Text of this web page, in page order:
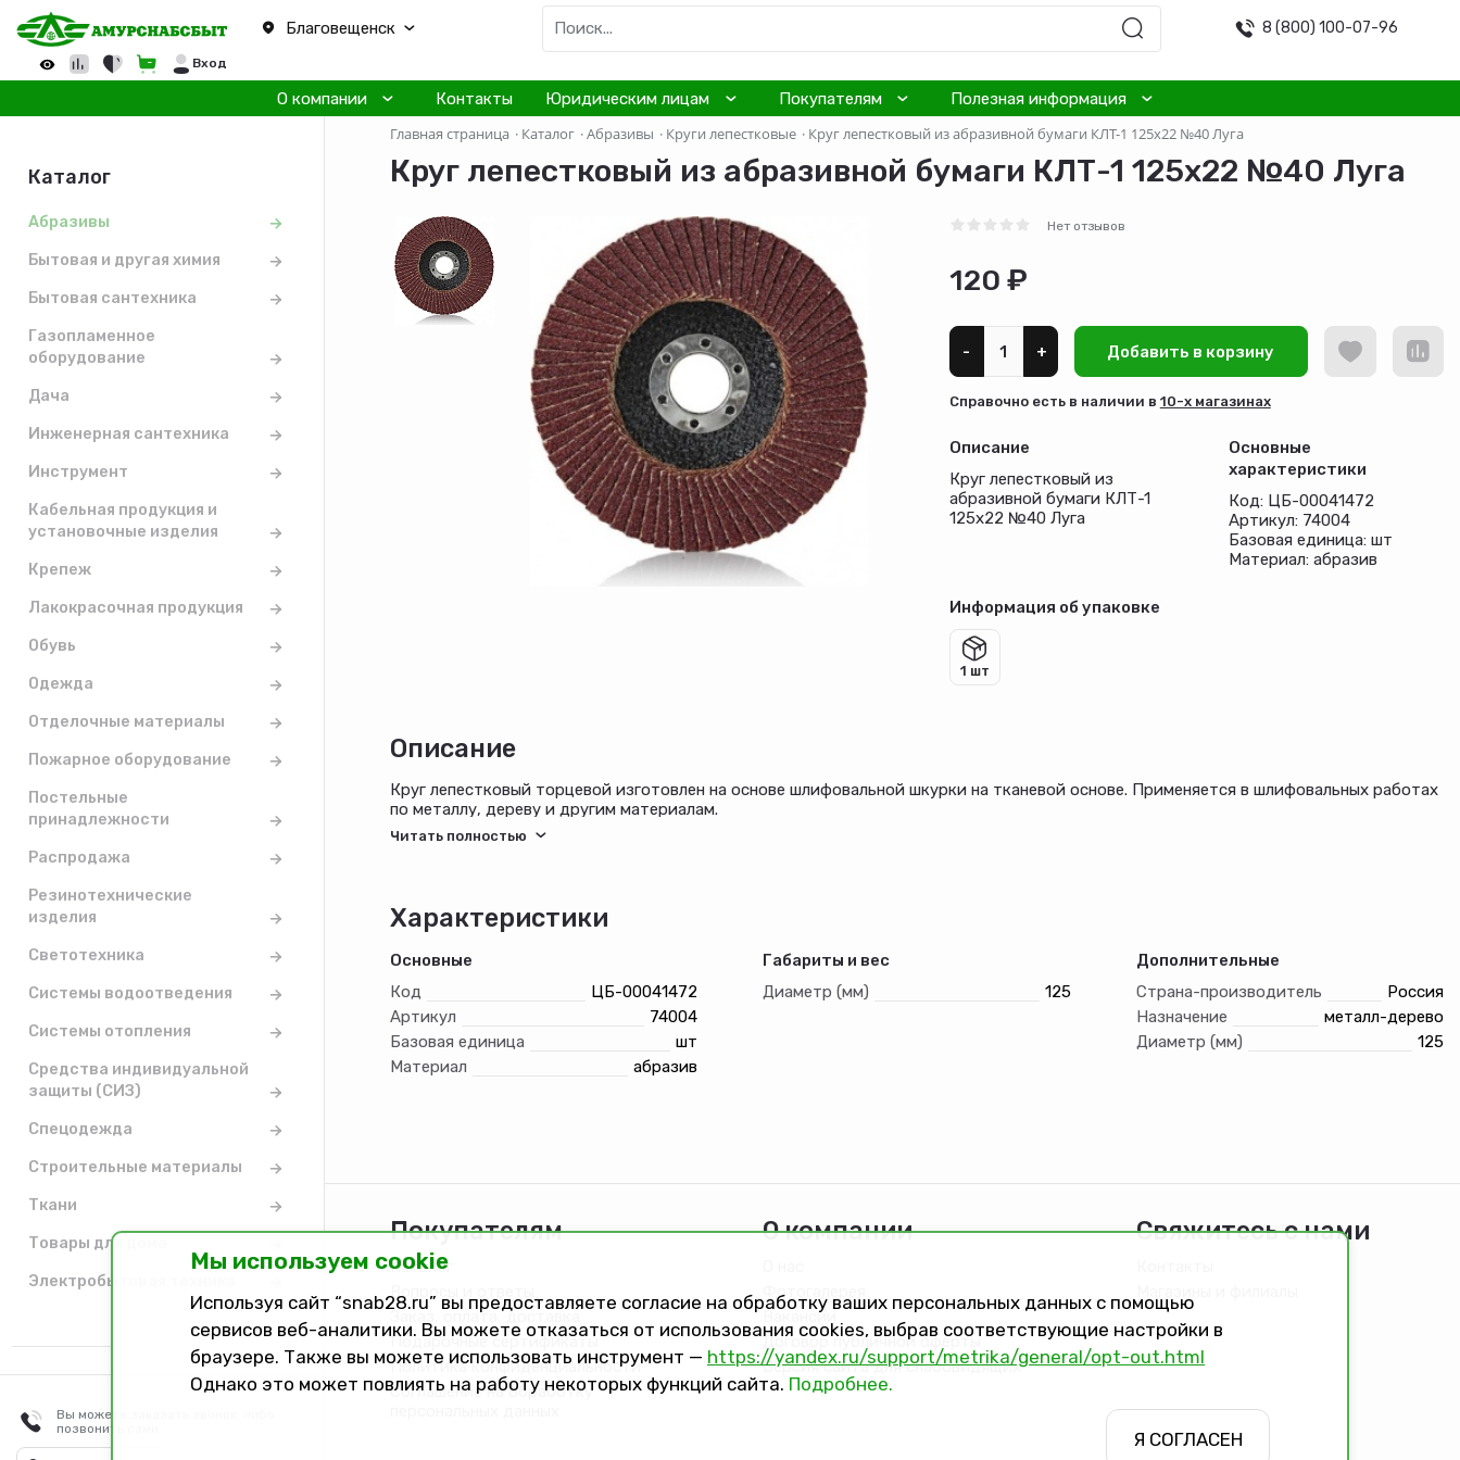
Благовещенск 8 (800) 100-07-96
Вход
О компании Контакты Юридическим лицам Покупателям Полезная информация
Каталог
Абразивы
Бытовая и другая химия
Бытовая сантехника
Газопламенное
оборудование
Дача
Инженерная сантехника
Инструмент
Кабельная продукция и
установочные изделия
Крепеж
Лакокрасочная продукция
Обувь
Одежда
Отделочные материалы
Пожарное оборудование
Постельные
принадлежности
Распродажа
Резинотехнические
изделия
Светотехника
Системы водоотведения
Системы отопления
Средства индивидуальной
защиты (СИЗ)
Спецодежда
Строительные материалы
Ткани
Товары для дома
Электробытовая техника
Вы можете заказать звонок, либо
позвонить сами
Главная страница · Каталог ·Абразивы · Круги лепестковые · Круг лепестковый из абразивной бумаги КЛТ-1 125х22 №40 Луга
Круг лепестковый из абразивной бумаги КЛТ-1 125х22 №40 Луга
Нет отзывов
120 ₽
- + Добавить в корзину
Cправочно есть в наличии в 10-х магазинах
Описание
Круг лепестковый из
абразивной бумаги КЛТ-1
125х22 №40 Луга
Основные
характеристики
Код: ЦБ-00041472
Артикул: 74004
Базовая единица: шт
Материал: абразив
Информация об упаковке
1 шт
Описание
Круг лепестковый торцевой изготовлен на основе шлифовальной шкурки на тканевой основе. Применяется в шлифовальных работах
по металлу, дереву и другим материалам.
Характеристики
Основные
Код
ЦБ-00041472
Артикул
74004
Базовая единица
шт
Материал
абразив
Габариты и вес
Диаметр (мм)
125
Дополнительные
Страна-производитель
Россия
Назначение
металл-дерево
Диаметр (мм)
125
Покупателям
Каталог
Вопросы и ответы
Заказ, оплата, доставка
Подарочные сертификаты
Политика конфиденциальности
Соглашение на обработку
О компании
Фотогалерея
Вакансии
Договор публичной оферты
Версия сайта для слабовидящих
Свяжитесь с нами
Разработано в
Мы используем cookie
Используя сайт “snab28.ru” вы предоставляете согласие на обработку ваших персональных данных с помощью
сервисов веб-аналитики. Вы можете отказаться от использования cookies, выбрав соответствующие настройки в
браузере. Также вы можете использовать инструмент — https://yandex.ru/support/metrika/general/opt-out.html
Однако это может повлиять на работу некоторых функций сайта. Подробнее.
Я СОГЛАСЕН